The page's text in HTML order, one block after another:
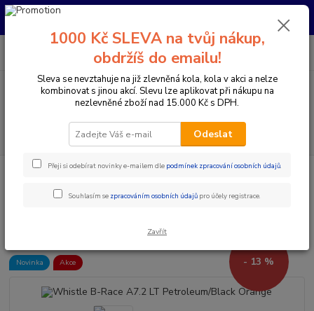
Pro nachystání kola / doplňků na prodejně si prosím zavolejte dopředu.
Menu
CZK
PO-PÁ 10:00-17:00 | SO: 9:00-12:00
Elektrokola Horská elektrokola
Horská elektrokola s předním
Petroleum/Black Orange
Novinka Akce - 13 %
1000 Kč SLEVA na tvůj nákup,
obdržíš do emailu!
Sleva se nevztahuje na již zlevněná kola, kola v akci a nelze
kombinovat s jinou akcí. Slevu lze aplikovat při nákupu na
nezlevněné zboží nad 15.000 Kč s DPH.
Odeslat
Přeji si odebírat novinky e-mailem dle podmínek zpracování osobních údajů.
Souhlasím se zpracováním osobních údajů pro účely registrace.
Zavřít